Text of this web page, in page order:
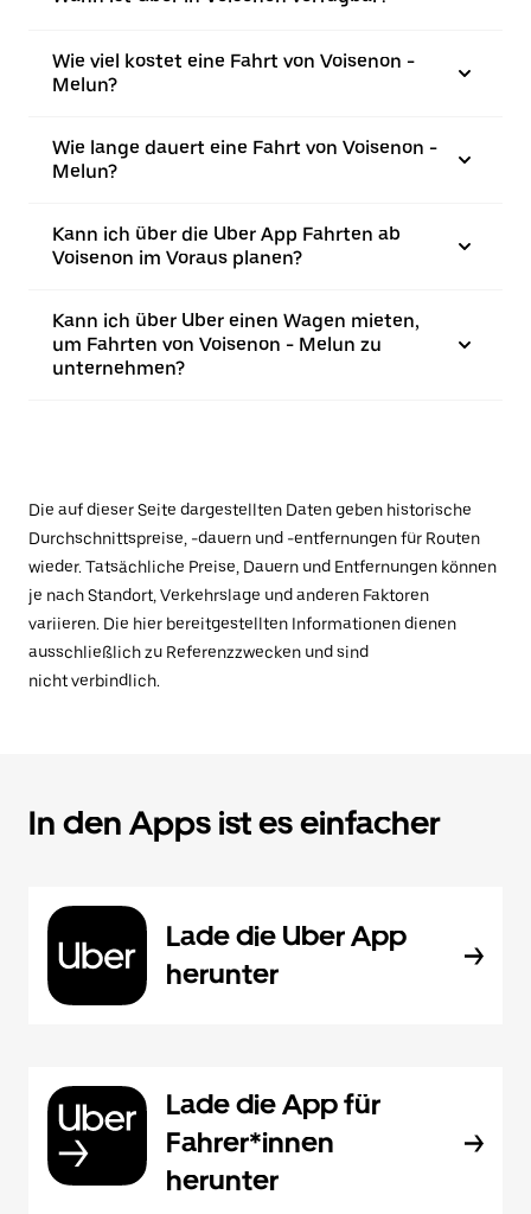
Wie viel kostet eine Fahrt von Voisenon -
Melun?
Wie lange dauert eine Fahrt von Voisenon -
Melun?
Kann ich über die Uber App Fahrten ab
Voisenon im Voraus planen?
Kann ich über Uber einen Wagen mieten,
um Fahrten von Voisenon - Melun zu
unternehmen?
Die auf dieser Seite dargestellten Daten geben historische
Durchschnittspreise, -dauern und -entfernungen für Routen
wieder. Tatsächliche Preise, Dauern und Entfernungen können
je nach Standort, Verkehrslage und anderen Faktoren
variieren. Die hier bereitgestellten Informationen dienen
ausschließlich zu Referenzzwecken und sind
nicht verbindlich.
In den Apps ist es einfacher
Lade die Uber App
herunter
Lade die App für
Fahrer*innen
herunter